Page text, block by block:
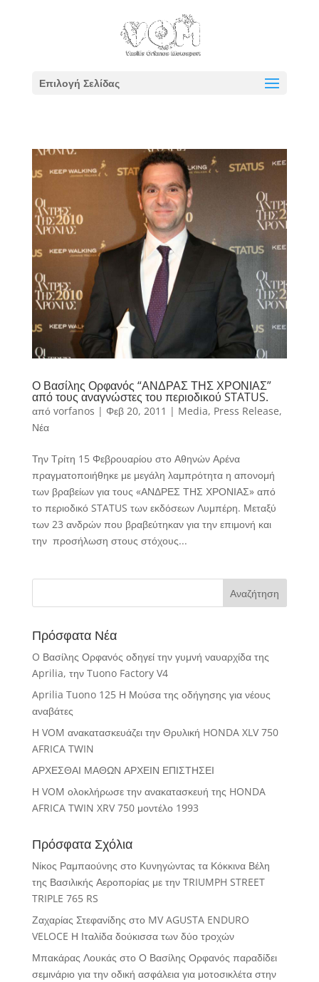
Επιλογή Σελίδας
Ο Βασίλης Ορφανός “ΑΝΔΡΑΣ ΤΗΣ ΧΡΟΝΙΑΣ”
από τους αναγνώστες του περιοδικού STATUS.
από vorfanos | Φεβ 20, 2011 | Media, Press Release,
Νέα
Την Τρίτη 15 Φεβρουαρίου στο Αθηνών Αρένα
πραγματοποιήθηκε με μεγάλη λαμπρότητα η απονομή
των βραβείων για τους «ΑΝΔΡΕΣ ΤΗΣ ΧΡΟΝΙΑΣ» από
το περιοδικό STATUS των εκδόσεων Λυμπέρη. Μεταξύ
των 23 ανδρών που βραβεύτηκαν για την επιμονή και
την προσήλωση στους στόχους...
Πρόσφατα Νέα
O Βασίλης Ορφανός οδηγεί την γυμνή ναυαρχίδα της
Aprilia, την Tuono Factory V4
Aprilia Tuono 125 Η Μούσα της οδήγησης για νέους
αναβάτες
Η VOM ανακατασκευάζει την Θρυλική HONDA XLV 750
AFRICA TWIN
ΑΡΧΕΣΘΑΙ ΜΑΘΩΝ ΑΡΧΕΙΝ ΕΠΙΣΤΗΣΕΙ
Η VOM ολοκλήρωσε την ανακατασκευή της HONDA
AFRICA TWIN XRV 750 μοντέλο 1993
Πρόσφατα Σχόλια
Νίκος Ραμπαούνης στο Κυνηγώντας τα Κόκκινα Βέλη
της Βασιλικής Αεροπορίας με την TRIUMPH STREET
TRIPLE 765 RS
Ζαχαρίας Στεφανίδης στο MV AGUSTA ENDURO
VELOCE Η Ιταλίδα δούκισσα των δύο τροχών
Μπακάρας Λουκάς στο Ο Βασίλης Ορφανός παραδίδει
σεμινάριο για την οδική ασφάλεια για μοτοσικλέτα στην